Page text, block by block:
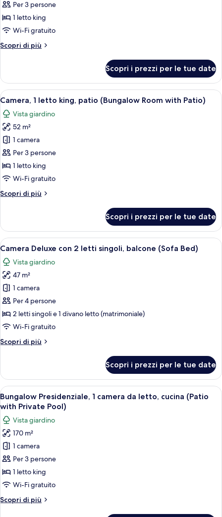
Bungalow,
1
camera
letto,
3)
Per 3 persone
1 letto king
Wi-Fi gratuito
Scopri di più
Altri
1
camera
da
caminetto
(Bungalow
3)
Scopri i prezzi per le tue date
Apri
tutte
le
foto
per
Camera,
1
letto
patio
with
Patio)
Una camera d'albergo con un letto
6
Camera, 1 letto king, patio (Bungalow Room with Patio)
Vista giardino
52 m²
1 camera
Per 3 persone
1 letto king
Wi-Fi gratuito
Scopri di più
Altri
1
letto
king,
(Bungalow
Room
with
Patio)
Scopri i prezzi per le tue date
Apri
tutte
le
foto
per
Camera
Deluxe
con
letti
(Sofa
Bed)
Camera d'albergo con due letti, una
6
Camera Deluxe con 2 letti singoli, balcone (Sofa Bed)
Vista giardino
47 m²
1 camera
Per 4 persone
2 letti singoli e 1 divano letto (matrimoniale)
Wi-Fi gratuito
Scopri di più
Altri
Deluxe
con
2
letti
balcone
(Sofa
Bed)
Scopri i prezzi per le tue date
Apri
tutte
le
foto
per
Bungalow
Presidenziale,
1
camera
letto,
Un ampio soggiorno con un grande
15
Bungalow Presidenziale, 1 camera da letto, cucina (Patio
with Private Pool)
Vista giardino
170 m²
1 camera
Per 3 persone
1 letto king
Wi-Fi gratuito
Scopri di più
Altri